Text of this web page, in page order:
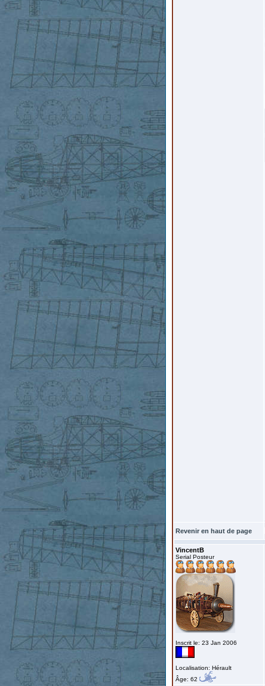
Revenir en haut de page
VincentB
Serial Posteur
Inscrit le: 23 Jan 2006
Localisation: Hérault
Âge: 62